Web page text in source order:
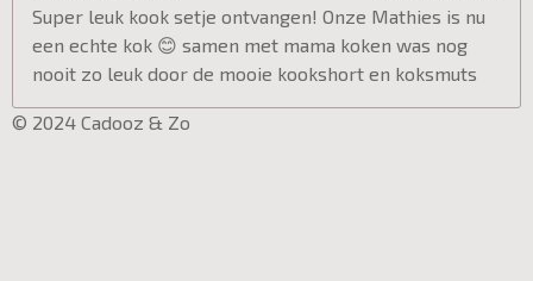
Super leuk kook setje ontvangen! Onze Mathies is nu
een echte kok 😊 samen met mama koken was nog
nooit zo leuk door de mooie kookshort en koksmuts
© 2024 Cadooz & Zo